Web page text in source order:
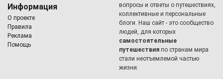
Информация
О проекте
Правила
Реклама
Помощь
вопросы и ответы о путешествиях,
коллективные и персональные
блоги. Наш сайт - это сообщество
людей, для которых
самостоятельные
путешествия по странам мира
стали неотъемлемой частью
жизни.